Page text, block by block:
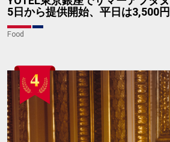
5日から提供開始、平日は3,500円
Food